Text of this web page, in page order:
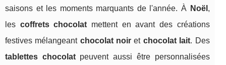
saisons et les moments marquants de l'année. À
Noël ,
les coffrets chocolat mettent en avant des créations
festives mélangeant chocolat noir et chocolat lait. Des
tablettes chocolatpeuvent aussi être personnalisées